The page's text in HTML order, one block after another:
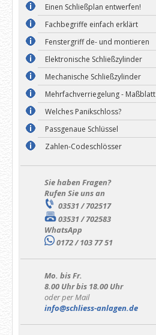
Einen Schließplan entwerfen!
Fachbegriffe einfach erklärt
Fenstergriff de- und montieren
Elektronische Schließzylinder
Mechanische Schließzylinder
Mehrfachverriegelung - Maßblatt
Welches Panikschloss?
Passgenaue Schlüssel
Zahlen-Codeschlösser
Sie haben Fragen?
Rufen Sie uns an
03531 / 702517
03531 / 702583
WhatsApp
0172 / 103 77 51
Mo. bis Fr.
8.00 Uhr bis 18.00 Uhr
oder per Mail
info@schliess-anlagen.de